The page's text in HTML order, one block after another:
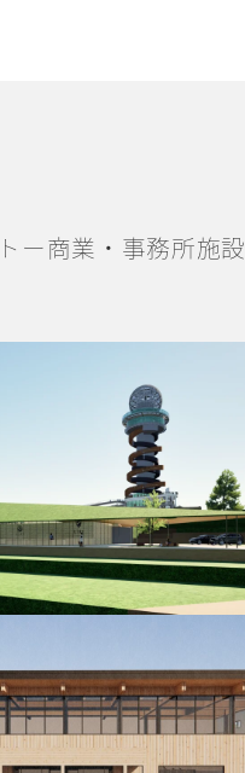
ー商業・事務所施設